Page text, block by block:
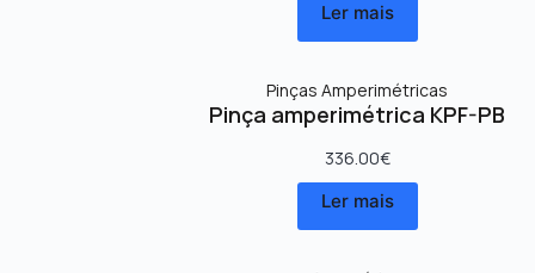
Ler mais
Pinças Amperimétricas
Pinça amperimétrica KPF-PB
336.00€
Ler mais